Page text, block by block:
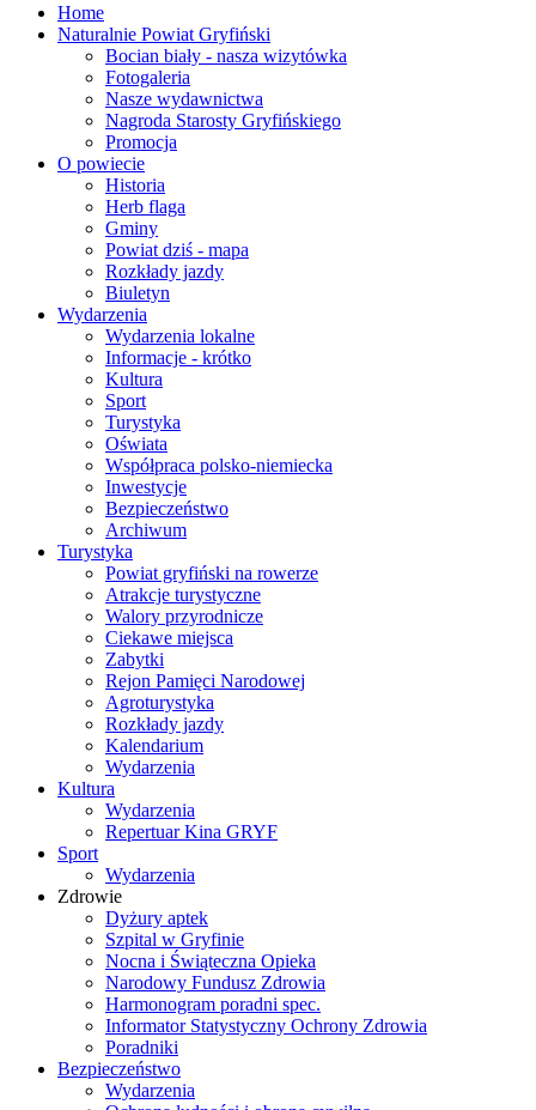
Home
Naturalnie Powiat Gryfiński
Bocian biały - nasza wizytówka
Fotogaleria
Nasze wydawnictwa
Nagroda Starosty Gryfińskiego
Promocja
O powiecie
Historia
Herb flaga
Gminy
Powiat dziś - mapa
Rozkłady jazdy
Biuletyn
Wydarzenia
Wydarzenia lokalne
Informacje - krótko
Kultura
Sport
Turystyka
Oświata
Współpraca polsko-niemiecka
Inwestycje
Bezpieczeństwo
Archiwum
Turystyka
Powiat gryfiński na rowerze
Atrakcje turystyczne
Walory przyrodnicze
Ciekawe miejsca
Zabytki
Rejon Pamięci Narodowej
Agroturystyka
Rozkłady jazdy
Kalendarium
Wydarzenia
Kultura
Wydarzenia
Repertuar Kina GRYF
Sport
Wydarzenia
Zdrowie
Dyżury aptek
Szpital w Gryfinie
Nocna i Świąteczna Opieka
Narodowy Fundusz Zdrowia
Harmonogram poradni spec.
Informator Statystyczny Ochrony Zdrowia
Poradniki
Bezpieczeństwo
Wydarzenia